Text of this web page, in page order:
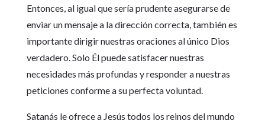
Entonces, al igual que sería prudente asegurarse de
enviar un mensaje a la dirección correcta, también es
importante dirigir nuestras oraciones al único Dios
verdadero. Solo Él puede satisfacer nuestras
necesidades más profundas y responder a nuestras
peticiones conforme a su perfecta voluntad.
Satanás le ofrece a Jesús todos los reinos del mundo